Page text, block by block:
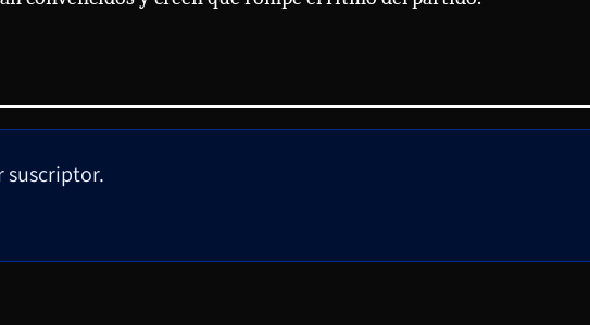
suscriptor.